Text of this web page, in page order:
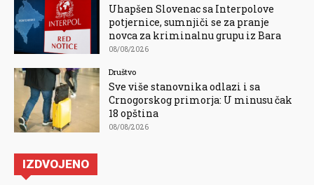
Uhapšen Slovenac sa Interpolove
potjernice, sumnjiči se za pranje
novca za kriminalnu grupu iz Bara
08/08/2026
Društvo
Sve više stanovnika odlazi i sa
Crnogorskog primorja: U minusu čak
18 opština
08/08/2026
IZDVOJENO